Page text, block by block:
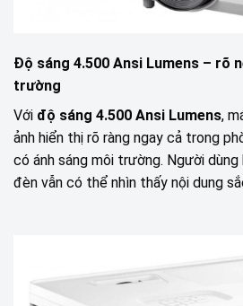
Độ sáng 4.500 Ansi Lumens – rõ
trường
Với độ sáng 4.500 Ansi Lumens,
ảnh hiển thị rõ ràng ngay cả trong
có ánh sáng môi trường. Người
đèn vẫn có thể nhìn thấy nội dung